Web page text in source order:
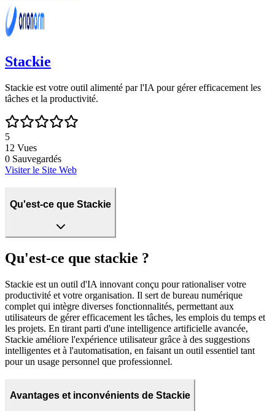
Stackie
Stackie est votre outil alimenté par l'IA pour gérer efficacement les
tâches et la productivité.
5
12 Vues
0 Sauvegardés
Visiter le Site Web
Qu'est-ce que Stackie
Qu'est-ce que stackie ?
Stackie est un outil d'IA innovant conçu pour rationaliser votre
productivité et votre organisation. Il sert de bureau numérique
complet qui intègre diverses fonctionnalités, permettant aux
utilisateurs de gérer efficacement les tâches, les emplois du temps et
les projets. En tirant parti d'une intelligence artificielle avancée,
Stackie améliore l'expérience utilisateur grâce à des suggestions
intelligentes et à l'automatisation, en faisant un outil essentiel tant
pour un usage personnel que professionnel.
Avantages et inconvénients de Stackie